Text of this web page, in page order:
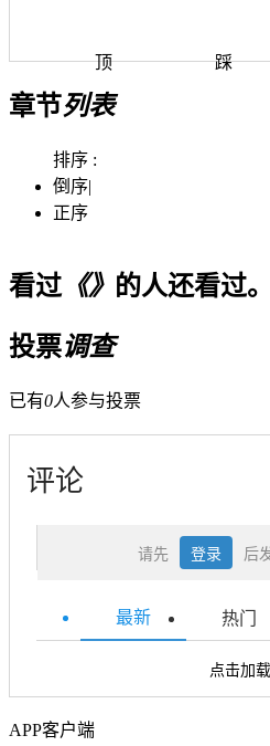
顶 踩
章节列表
排序 :
倒序|
正序
看过《》 的人还看过。
投票调查
已有0人参与投票
评论
请先 登录 后
最新 热门
点击加
APP客户端